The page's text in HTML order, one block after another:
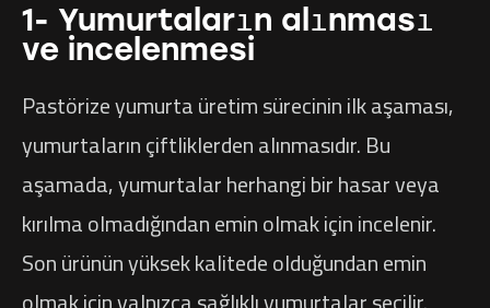
1- Yumurtaların alınması
ve incelenmesi
Pastörize yumurta üretim sürecinin ilk aşaması,
yumurtaların çiftliklerden alınmasıdır. Bu
aşamada, yumurtalar herhangi bir hasar veya
kırılma olmadığından emin olmak için incelenir.
Son ürünün yüksek kalitede olduğundan emin